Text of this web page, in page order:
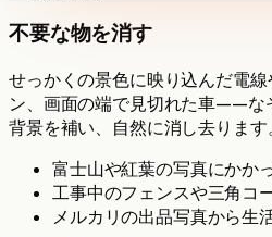
不要な物を消す
せっかくの景色に映り込んだ電
ン、画面の端で見切れた車——な
背景を補い、自然に消し去ります。
富士山や紅葉の写真にかか
工事中のフェンスや三角コ
メルカリの出品写真から生